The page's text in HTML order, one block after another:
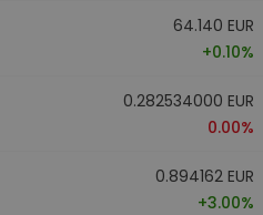
64.140 EUR
+0.10%
0.282534000 EUR
0.00%
0.894162 EUR
+3.00%